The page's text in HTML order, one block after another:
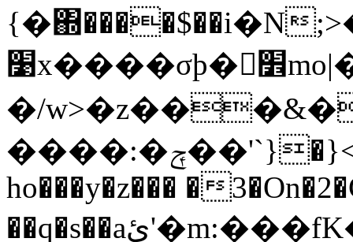
׹x����σϸ�׾mo|���5|
�/
����:�ݼ��'`}�}<�Z����RE�0���?
ho���y�z��� �
��q�s��aئ'�m:���fK�l7�����7{�M���=`